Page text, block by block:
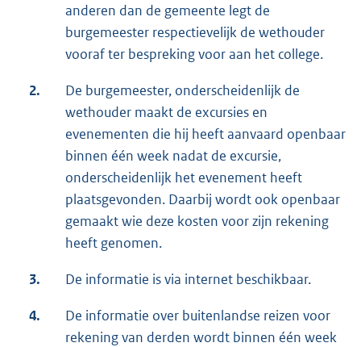
anderen dan de gemeente legt de
burgemeester respectievelijk de wethouder
vooraf ter bespreking voor aan het college.
2.
De burgemeester, onderscheidenlijk de
wethouder maakt de excursies en
evenementen die hij heeft aanvaard openbaar
binnen één week nadat de excursie,
onderscheidenlijk het evenement heeft
plaatsgevonden. Daarbij wordt ook openbaar
gemaakt wie deze kosten voor zijn rekening
heeft genomen.
3. De informatie is via internet beschikbaar.
4.
De informatie over buitenlandse reizen voor
rekening van derden wordt binnen één week